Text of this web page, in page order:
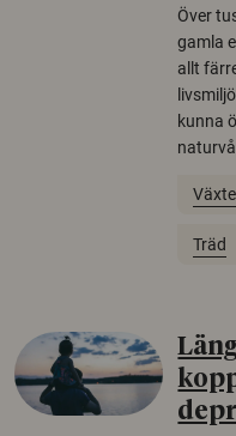
Över
gamla
allt
kunna
Träd